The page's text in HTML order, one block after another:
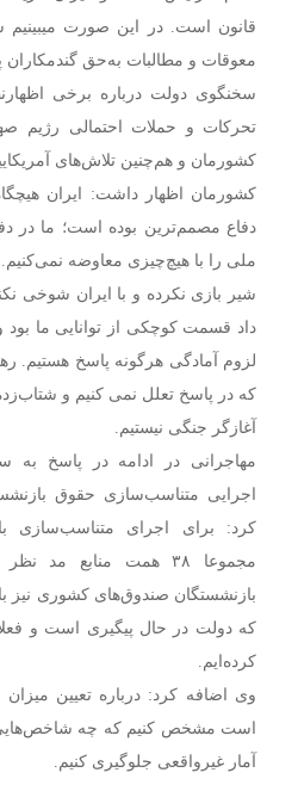
قانون است. در این صورت
معوقات و مطالبات به‌حق گندمکاران
سخنگوی دولت درباره برخی
تحرکات و حملات احتمالی رژیم
کشورمان و هم‌چنین تلاش‌های
کشورمان اظهار داشت: ایران
دفاع مصمم‌ترین بوده است؛ ما در
ملی را با هیچ‌چیزی معاوضه
داد قسمت کوچکی از توانایی ما
لزوم آمادگی هرگونه پاسخ هستیم.
که در پاسخ تعلل نمی کنیم و شتاب‌زده
آغازگر جنگی نیستیم.
مهاجرانی در ادامه در پاسخ
اجرایی متناسب‌سازی حقوق
کرد: برای اجرای متناسب‌سازی
مجموعا ۳۸ همت منابع
بازنشستگان صندوق‌های کشوری نیز
که دولت در حال پیگیری است و
کرده‌ایم.
وی اضافه کرد: درباره تعیین میزان
است مشخص کنیم که چه شاخص‌هایی
آمار غیرواقعی جلوگیری کنیم.